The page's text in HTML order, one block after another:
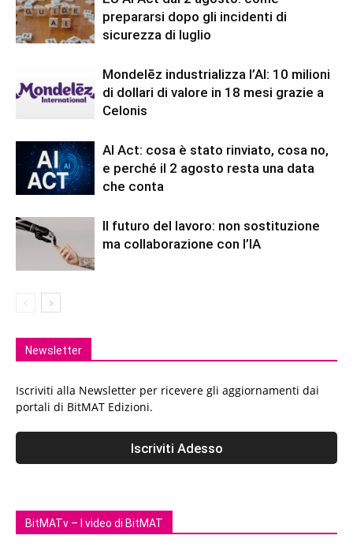
prepararsi dopo gli incidenti di
sicurezza di luglio
Mondelēz industrializza l’AI: 10 milioni
di dollari di valore in 18 mesi grazie a
Celonis
AI Act: cosa è stato rinviato, cosa no,
e perché il 2 agosto resta una data
che conta
Il futuro del lavoro: non sostituzione
ma collaborazione con l’IA
Newsletter
Iscriviti alla Newsletter per ricevere gli aggiornamenti dai
portali di BitMAT Edizioni.
BitMATv – I video di BitMAT